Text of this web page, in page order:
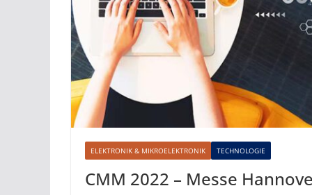
ELEKTRONIK & MIKROELEKTRONIK TECHNOLOGIE
CMM 2022 – Messe